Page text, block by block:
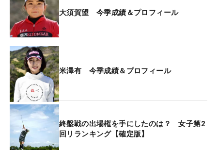
「残りの試合が少なくなってきている中で、今大会
に懸ける思いはとても強い。初めて首位で2日目を
迎えますが、自分のやるべきことに集中したいで
す」。もちろん優勝でも、最終QT出場権は確定。
21歳はここから、より来季を強く意識した戦いを続
けていく。
以下、その他主な上位勢のコメント。
■高木萌衣（4アンダー：3位タイ）
「前半、雨が強くなってきた難所の4番から6番を、
大須賀望 今季成績＆プロフィール
米澤有 今季成績＆プロフィール
終盤戦の出場権を手にしたのは？ 女子第2
回リランキング【確定版】